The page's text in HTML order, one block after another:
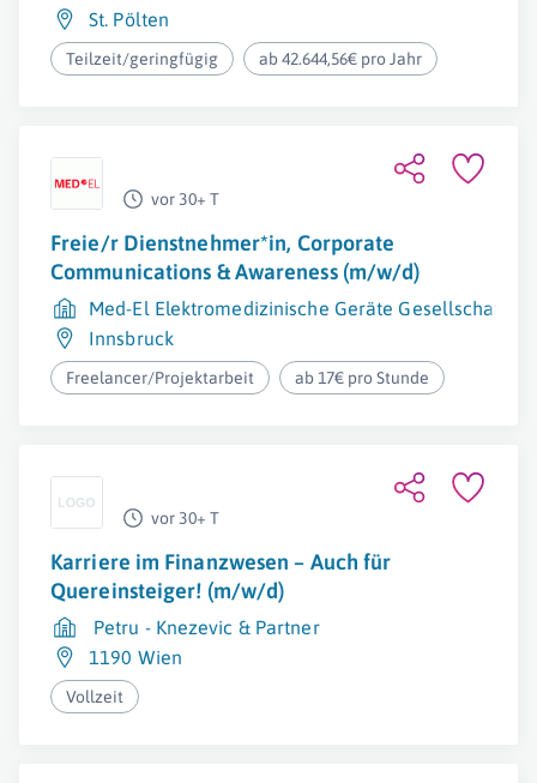
St. Pölten
Teilzeit/geringfügig ab 42.644,56€ pro Jahr
vor 30+ T
Freie/r Dienstnehmer*in, Corporate
Communications & Awareness (m/w/d)
Med-El Elektromedizinische Geräte Gesellschaft
Innsbruck
Freelancer/Projektarbeit ab 17€ pro Stunde
vor 30+ T
Karriere im Finanzwesen – Auch für
Quereinsteiger! (m/w/d)
Petru - Knezevic & Partner
1190 Wien
Vollzeit